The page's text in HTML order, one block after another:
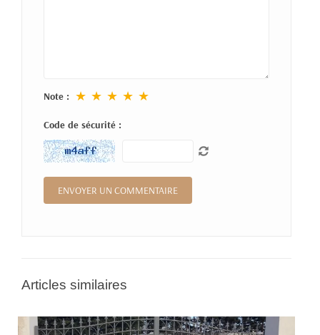
Note : ★ ★ ★ ★ ★
Code de sécurité :
Articles similaires